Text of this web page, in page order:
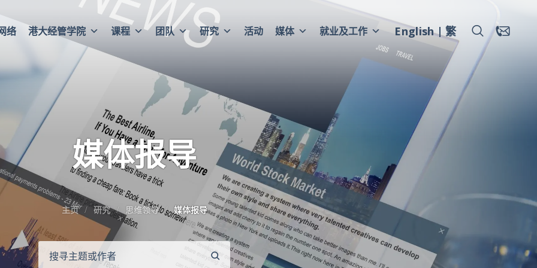
络 港大经管学院 课程 团队 研究 活动 媒体 就业及工作 English 繁
媒体报导
主页 研究 思维领导 媒体报导
搜